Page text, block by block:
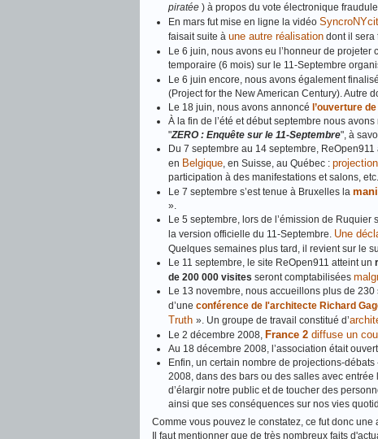
piratée ) à propos du vote électronique
En mars fut mise en ligne la vidéo
faisait suite à une autre réalisation dont il sera
Le 6 juin, nous avons eu l’honneur de projeter
temporaire (6 mois) sur le 11-Septembre
Le 6 juin encore, nous avons également
(Project for the New American Century). Autre
Le 18 juin, nous avons annoncé l’ouverture
À la fin de l’été et début septembre nous
"ZERO : Enquête sur le 11-Septembre", à
Du 7 septembre au 14 septembre, ReOpen911
en Belgique, en Suisse, au Québec :
participation à des manifestations et salons, etc.
Le 7 septembre s’est tenue à Bruxelles la
».
Le 5 septembre, lors de l’émission de Ruquier
la version officielle du 11-Septembre. Une
Quelques semaines plus tard, il revient sur le
Le 11 septembre, le site ReOpen911 atteint un
de 200 000 visites seront comptabilisées
Le 13 novembre, nous accueillons plus de
d’une conférence de l'architecte Richard
Truth ». Un groupe de travail constitué d’
Le 2 décembre 2008, France 2 diffuse un
Au 18 décembre 2008, l’association était
Enfin, un certain nombre de
2008, dans des bars ou des salles avec
d’élargir notre public et de toucher des
ainsi que ses conséquences sur nos vies
Comme vous pouvez le constatez, ce fut donc
Il faut mentionner que de très nombreux faits